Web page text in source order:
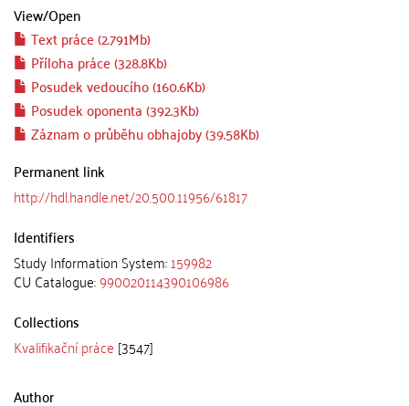
View/Open
Text práce (2.791Mb)
Příloha práce (328.8Kb)
Posudek vedoucího (160.6Kb)
Posudek oponenta (392.3Kb)
Záznam o průběhu obhajoby (39.58Kb)
Permanent link
http://hdl.handle.net/20.500.11956/61817
Identifiers
Study Information System:159982
CU Catalogue:990020114390106986
Collections
Kvalifikační práce [3547]
Author